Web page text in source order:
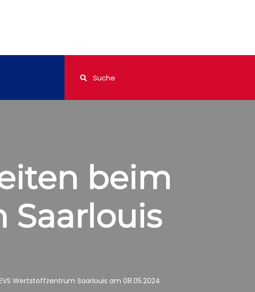
beim
Saarlouis
Wertstoffzentrum Saarlouis am 08.05.2024